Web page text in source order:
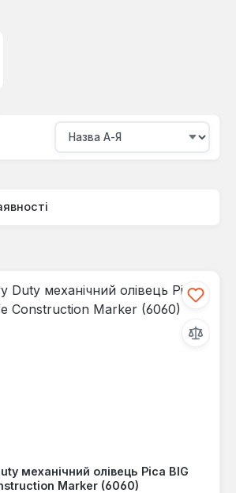
механічний олівець Pica BIG
Marker (6060)